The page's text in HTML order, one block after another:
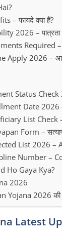
– फायदे क्या हैं?
2026 – पात्रता
Required –
Apply 2026 –
Status Check
Date 2026
List Check –
Form –
List 2026 –
Number –
Ho Gaya Kya?
2026
2026 की
Latest